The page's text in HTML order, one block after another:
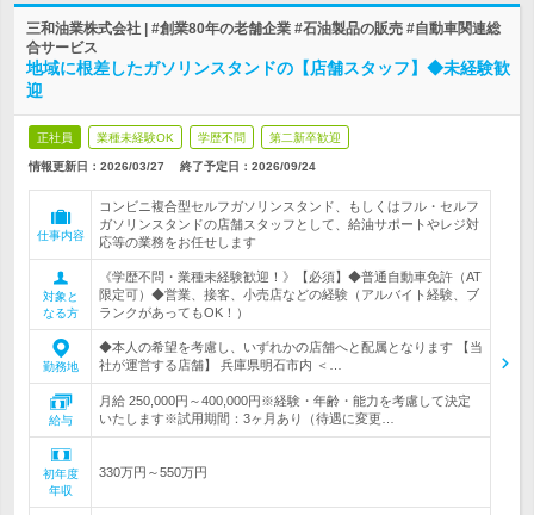
三和油業株式会社 | #創業80年の老舗企業 #石油製品の販売 #自動車関連総
合サービス
地域に根差したガソリンスタンドの【店舗スタッフ】◆未経験歓
迎
正社員 業種未経験OK 学歴不問 第二新卒歓迎
情報更新日：2026/03/27 終了予定日： 2026/09/24
仕事内容
コンビニ複合型セルフガソリンスタンド、もしくはフル・セルフ
ガソリンスタンドの店舗スタッフとして、給油サポートやレジ対
応等の業務をお任せします
対象と
なる方
《学歴不問・業種未経験歓迎！》【必須】◆普通自動車免許（AT
限定可）◆営業、接客、小売店などの経験（アルバイト経験、ブ
ランクがあってもOK！）
勤務地
◆本人の希望を考慮し、いずれかの店舗へと配属となります 【当
社が運営する店舗】 兵庫県明石市内 ＜…
給与
月給 250,000円～400,000円※経験・年齢・能力を考慮して決定
いたします※試用期間：3ヶ月あり（待遇に変更…
初年度
年収
330万円～550万円